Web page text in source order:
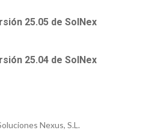
25.05 de SolNex
25.04 de SolNex
Nexus, S.L.